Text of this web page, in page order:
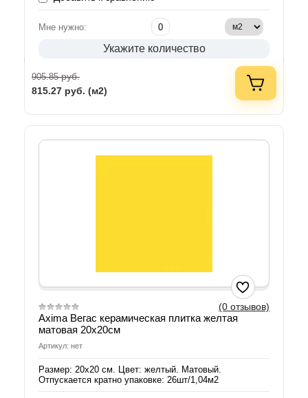
Мне нужно:
Укажите количество
905.85руб.
815.27 руб. (м2)
(0 отзывов)
Axima Вегас керамическая плитка желтая
матовая 20х20см
Артикул: нет
Размер: 20х20 см. Цвет: желтый. Матовый.
Отпускается кратно упаковке: 26шт/1,04м2